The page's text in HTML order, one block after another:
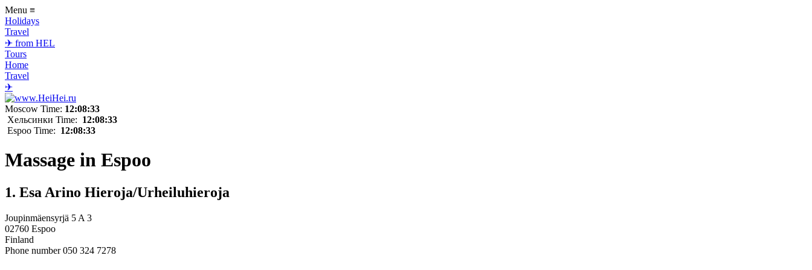
Menu ≡
Holidays
Travel
✈ from HEL
Tours
Home
Travel
✈
Moscow Time: 12:08:33
Хельсинки Time: 12:08:33
Espoo Time: 12:08:33
Massage in Espoo
1. Esa Arino Hieroja/Urheiluhieroja
Joupinmäensyrjä 5 A 3
02760 Espoo
Finland
Phone number 050 324 7278